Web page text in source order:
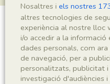
Montsechia
Sigla
Nosaltres i els nostres
altres tecnologies de
experiència al nostre lloc
i/o accedir a la
dades personals, com
de navegació, per a
personalitzats, publicitat
investigació d'audiències